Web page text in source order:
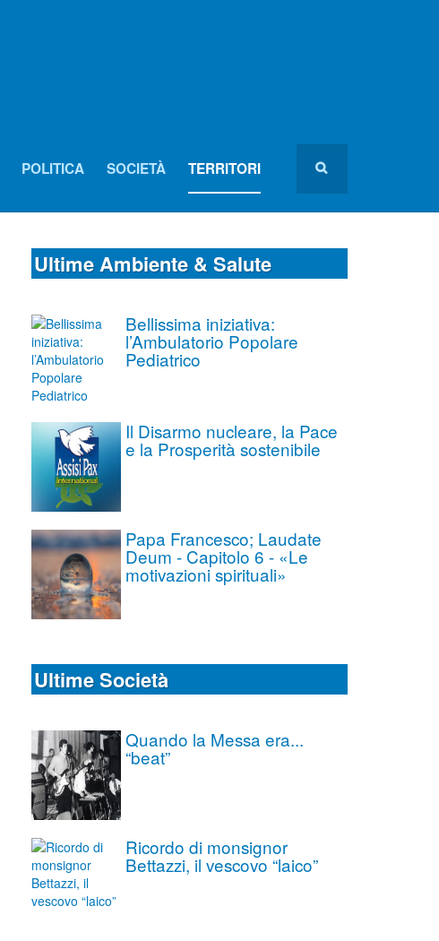
POLITICA SOCIETÀ TERRITORI
Ultime Ambiente & Salute
Bellissima iniziativa:
l’Ambulatorio Popolare
Pediatrico
Il Disarmo nucleare, la Pace
e la Prosperità sostenibile
Papa Francesco; Laudate
Deum - Capitolo 6 - «Le
motivazioni spirituali»
Ultime Società
Quando la Messa era...
“beat”
Ricordo di monsignor
Bettazzi, il vescovo “laico”